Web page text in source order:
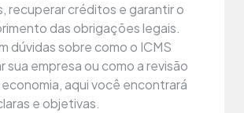
recuperar créditos e garantir o
das obrigações legais.
dúvidas sobre como o ICMS
empresa ou como a revisão
aqui você encontrará
e objetivas.